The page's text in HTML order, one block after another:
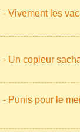
- Vivement les
- Un copieur
- Punis pour le